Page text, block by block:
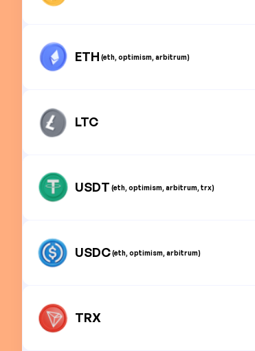
ETH (eth, optimism, arbitrum)
LTC
USDT (eth, optimism, arbitrum, trx)
USDC(eth, optimism, arbitrum)
TRX